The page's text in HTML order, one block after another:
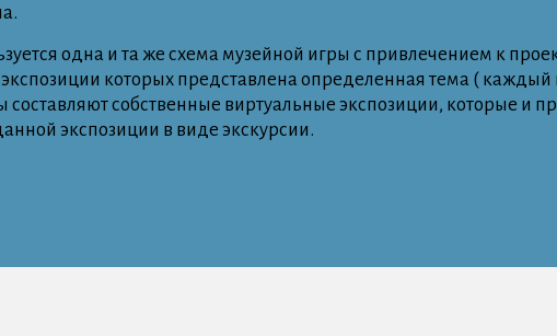
одна и та же схема музейной игры с привлечением к
которых представлена определенная тема (
собственные виртуальные экспозиции, которые и
экспозиции в виде экскурсии.